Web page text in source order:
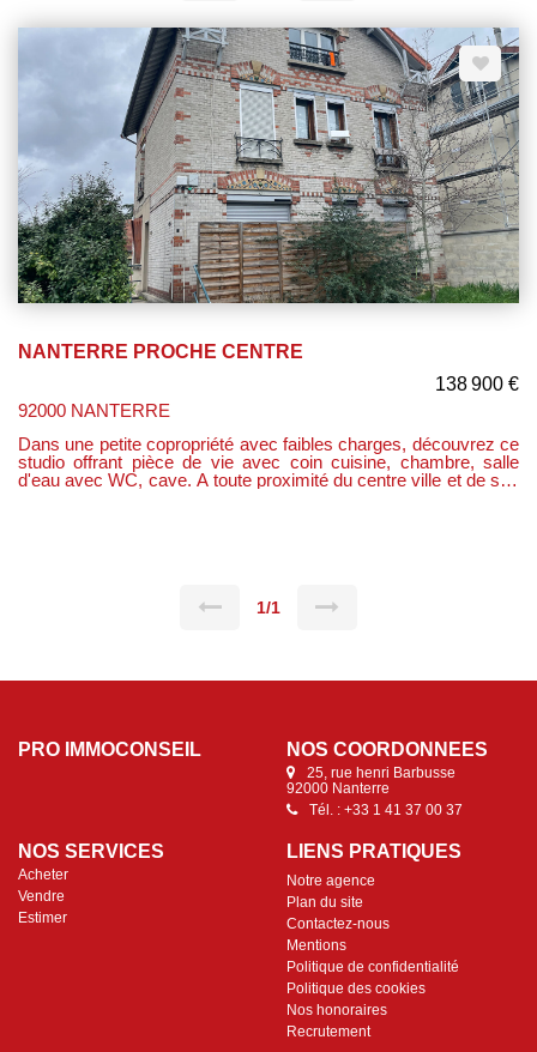
NANTERRE PROCHE CENTRE
138 900 €
92000 NANTERRE
Dans une petite copropriété avec faibles charges, découvrez ce
studio offrant pièce de vie avec coin cuisine, chambre, salle
d'eau avec WC, cave. A toute proximité du centre ville et de ses
1/1
PRO IMMOCONSEIL NOS COORDONNÉES
25, rue henri Barbusse
92000 Nanterre
Tél. : +33 1 41 37 00 37
NOS SERVICES
Acheter
Vendre
Estimer
LIENS PRATIQUES
Notre agence
Plan du site
Contactez-nous
Mentions
Politique de confidentialité
Politique des cookies
Nos honoraires
Recrutement